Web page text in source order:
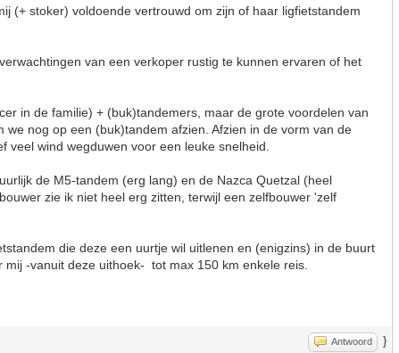
(+ stoker) voldoende vertrouwd om zijn of haar ligfietstandem
van een verkoper rustig te kunnen ervaren of het
in de familie) + (buk)tandemers, maar de grote voordelen van
nog op een (buk)tandem afzien. Afzien in de vorm van de
veel wind wegduwen voor een leuke snelheid.
de M5-tandem (erg lang) en de Nazca Quetzal (heel
zie ik niet heel erg zitten, terwijl een zelfbouwer 'zelf
die deze een uurtje wil uitlenen en (enigzins) in de buurt
-vanuit deze uithoek- tot max 150 km enkele reis.
Antwoord }